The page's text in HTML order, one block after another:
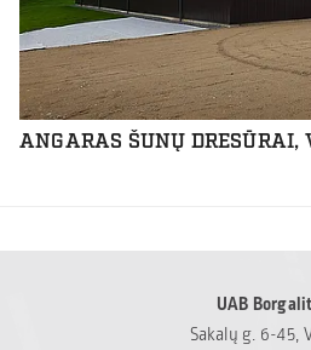
ANGARAS ŠUNŲ
UAB
Sakalų g. 6-45,